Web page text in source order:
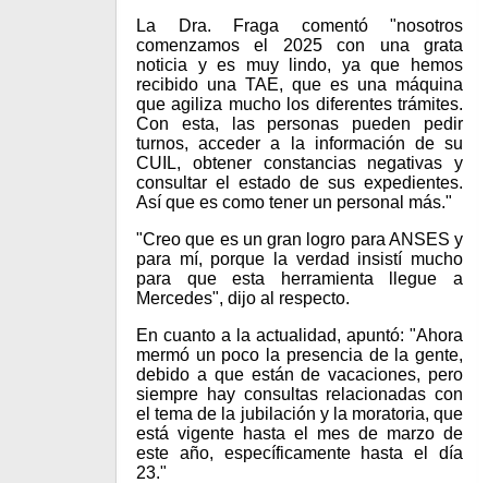
La Dra. Fraga comentó "nosotros
comenzamos el 2025 con una grata
noticia y es muy lindo, ya que hemos
recibido una TAE, que es una máquina
que agiliza mucho los diferentes trámites.
Con esta, las personas pueden pedir
turnos, acceder a la información de su
CUIL, obtener constancias negativas y
consultar el estado de sus expedientes.
Así que es como tener un personal más."
"Creo que es un gran logro para ANSES y
para mí, porque la verdad insistí mucho
para que esta herramienta llegue a
Mercedes", dijo al respecto.
En cuanto a la actualidad, apuntó: "Ahora
mermó un poco la presencia de la gente,
debido a que están de vacaciones, pero
siempre hay consultas relacionadas con
el tema de la jubilación y la moratoria, que
está vigente hasta el mes de marzo de
este año, específicamente hasta el día
23."